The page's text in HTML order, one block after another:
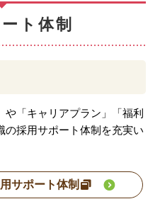
ト体制
「キャリアプラン」「福利
の採用サポート体制を充実い
サポート体制